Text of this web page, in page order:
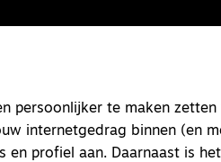
persoonlijker te maken
internetgedrag binnen (en
profiel aan. Daarnaast is